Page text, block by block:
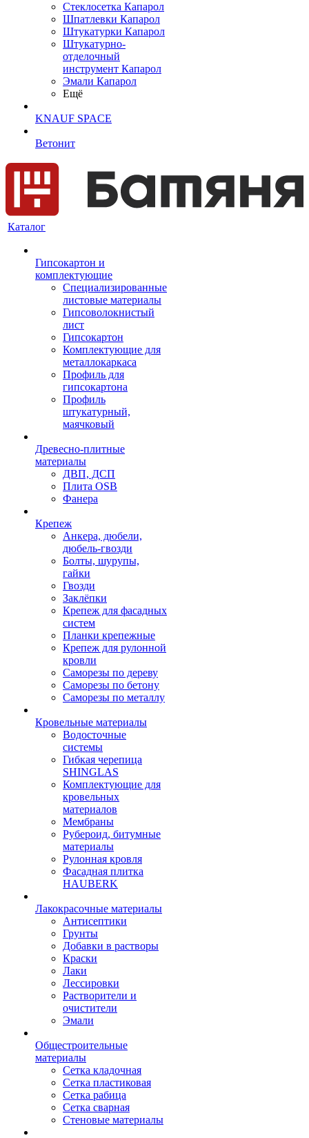
Cтеклосетка Капарол
Шпатлевки Капарол
Штукатурки Капарол
Штукатурно-
отделочный
инструмент Капарол
Эмали Капарол
Ещё
KNAUF SPACE
Ветонит
Каталог
Гипсокартон и
комплектующие
Специализированные
листовые материалы
Гипсоволокнистый
лист
Гипсокартон
Комплектующие для
металлокаркаса
Профиль для
гипсокартона
Профиль
штукатурный,
маячковый
Древесно-плитные
материалы
ДВП, ДСП
Плита OSB
Фанера
Крепеж
Анкера, дюбели,
дюбель-гвозди
Болты, шурупы,
гайки
Гвозди
Заклёпки
Крепеж для фасадных
систем
Планки крепежные
Крепеж для рулонной
кровли
Саморезы по дереву
Саморезы по бетону
Саморезы по металлу
Кровельные материалы
Водосточные
системы
Гибкая черепица
SHINGLAS
Комплектующие для
кровельных
материалов
Мембраны
Рубероид, битумные
материалы
Рулонная кровля
Фасадная плитка
HAUBERK
Лакокрасочные материалы
Антисептики
Грунты
Добавки в растворы
Краски
Лаки
Лессировки
Растворители и
очистители
Эмали
Общестроительные
материалы
Сетка кладочная
Сетка пластиковая
Сетка рабица
Сетка сварная
Стеновые материалы